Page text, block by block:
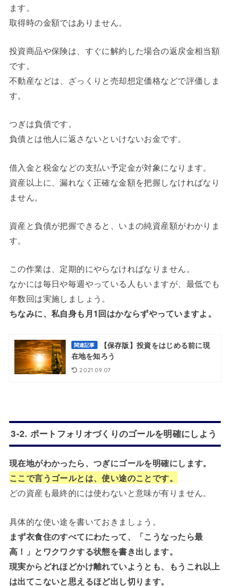
ます。
取得時の金額ではありません。
投資商品や保険は、すぐに解約した場合の返戻金相当額
です。
不動産などは、ざっくりと売却想定価格などで評価しま
す。
つぎは負債です。
負債とは他人に返さないといけないお金です。
借入金と税金などの支払い予定金が対象になります。
資産以上に、漏れなく正確な金額を把握しなければなり
ません。
資産と負債が把握できると、いまの純資産額がわかりま
す。
この作業は、定期的にやらなければなりません。
なかには毎日や毎週やっている人もいますが、最低でも
年数回は実施しましょう。
ちなみに、私自身も月1回はかならずやっていますよ。
関連記事
【保存版】投資をはじめる前に現
在地を知ろう
2021.09.07
3-2. ポートフォリオづくりのゴールを明確にしよう
現在地がわかったら、つぎにゴールを明確にします。
ここで言うゴールとは、使い途のことです。
どの資産も最終的には使わないと意味が有りません。
具体的な使い途を書いておきましょう。
まず衣食住のすべてにわたって、「こうなったら最
高！」とワクワクする状態を書き出します。
現実からどれほどかけ離れていようとも、もうこれ以上
は出てこないと思えるほど出し切ります。